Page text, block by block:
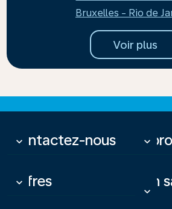
Bruxelles - Rio de
Voir plus
Contactez-nous
keyboard_arrow_down À
keyboard_arrow_down
Offres
keyboard_arrow_down
En
keyboard_arrow_down